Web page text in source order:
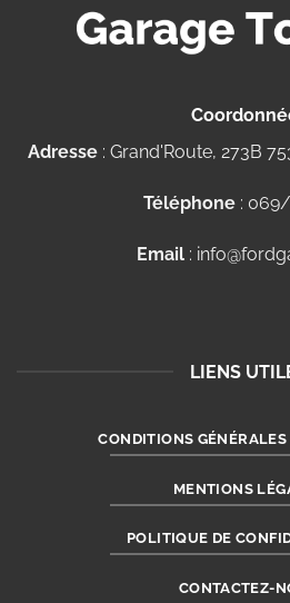
Adresse: Grand'Route, 273B
Téléphone: 069/
Email:
LIENS
CONDITIONS GÉNÉRALES
MENTIONS
POLITIQUE DE
CONTACTEZ-